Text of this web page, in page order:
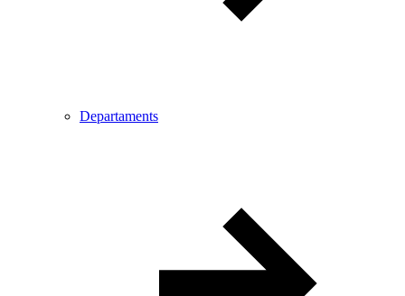
Departaments